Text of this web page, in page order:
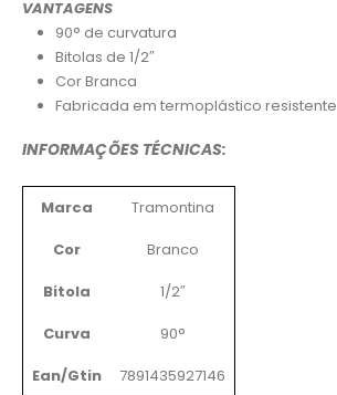
VANTAGENS
90° de curvatura
Bitolas de 1/2″
Cor Branca
Fabricada em termoplástico resistente
INFORMAÇÕES TÉCNICAS:
Marca
Tramontina
Cor
Branco
Bitola
1/2″
Curva
90°
Ean/Gtin
7891435927146